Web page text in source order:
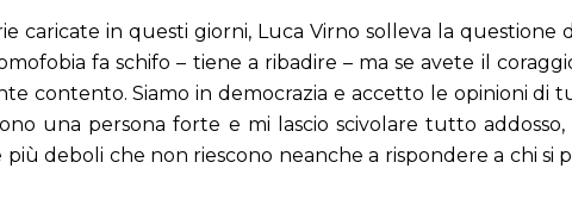
caricate in questi giorni, Luca Virno solleva la
fa schifo – tiene a ribadire – ma se avete il
contento. Siamo in democrazia e accetto le opinioni di
una persona forte e mi lascio scivolare tutto
deboli che non riescono neanche a rispondere a chi si